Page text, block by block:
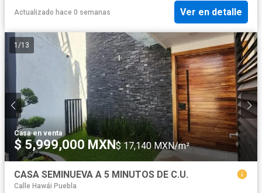
Actualizado hace 0 semanas Ver en detalle
1 /13
Casa·en venta
$ 5,999,000 MXN$ 17,140 MXN/m²
CASA SEMINUEVA A 5 MINUTOS DE C.U.
Calle Hawái Puebla